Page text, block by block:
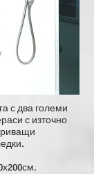
с два големи
с източно